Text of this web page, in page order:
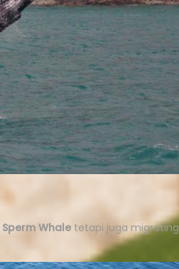
Sperm Whale tetapi juga migrating